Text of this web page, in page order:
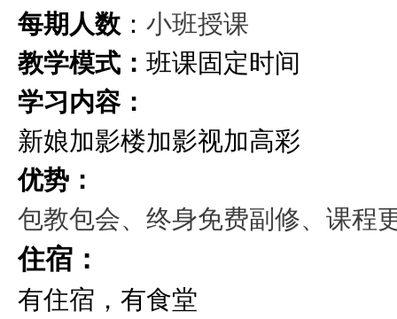
每期人数 ： 小班授课
教学模式： 班课固定时间
学习内容：
新娘加影楼加影视加高彩
优势：
包教包会、终身免费副修、课程
住宿：
有住宿，有食堂